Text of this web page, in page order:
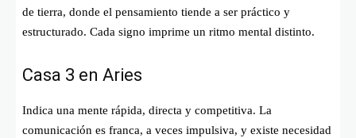
de tierra, donde el pensamiento tiende a ser práctico y
estructurado. Cada signo imprime un ritmo mental distinto.
Casa 3 en Aries
Indica una mente rápida, directa y competitiva. La
comunicación es franca, a veces impulsiva, y existe necesidad